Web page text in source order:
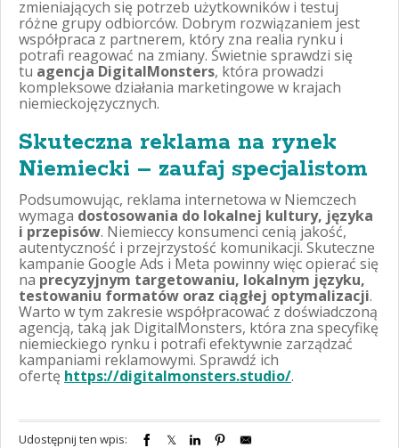
zmieniających się potrzeb użytkowników i testuj
różne grupy odbiorców. Dobrym rozwiązaniem jest
współpraca z partnerem, który zna realia rynku i
potrafi reagować na zmiany. Świetnie sprawdzi się
tu agencja DigitalMonsters, która prowadzi
kompleksowe działania marketingowe w krajach
niemieckojęzycznych.
Skuteczna reklama na rynek
Niemiecki – zaufaj specjalistom
Podsumowując, reklama internetowa w Niemczech
wymaga dostosowania do lokalnej kultury, języka
i przepisów. Niemieccy konsumenci cenią jakość,
autentyczność i przejrzystość komunikacji. Skuteczne
kampanie Google Ads i Meta powinny więc opierać się
na precyzyjnym targetowaniu, lokalnym języku,
testowaniu formatów oraz ciągłej optymalizacji.
Warto w tym zakresie współpracować z doświadczoną
agencją, taką jak DigitalMonsters, która zna specyfikę
niemieckiego rynku i potrafi efektywnie zarządzać
kampaniami reklamowymi. Sprawdź ich
ofertę https://digitalmonsters.studio/.
Udostępnij ten wpis: